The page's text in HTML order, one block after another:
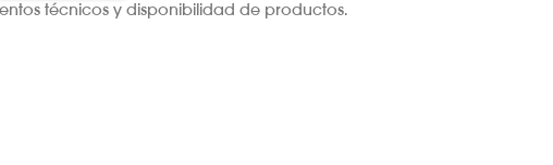
técnicos y disponibilidad de productos.